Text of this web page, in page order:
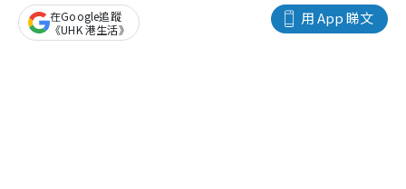
用 App 睇文
在Google追蹤
《UHK 港生活》